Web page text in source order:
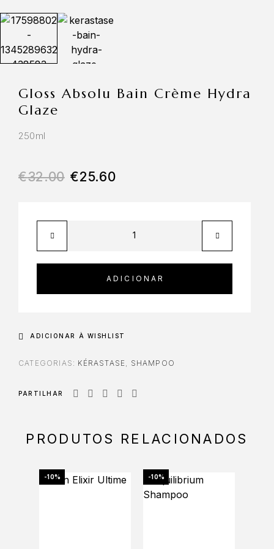
Gloss Absolu Bain Crème Hydra
Glaze
250ml
€32.00 €25.60
ADICIONAR
ADICIONAR À WISHLIST
CATEGORIAS: KÉRASTASE SHAMPOO
PARTILHAR
PRODUTOS RELACIONADOS
-10% -10%